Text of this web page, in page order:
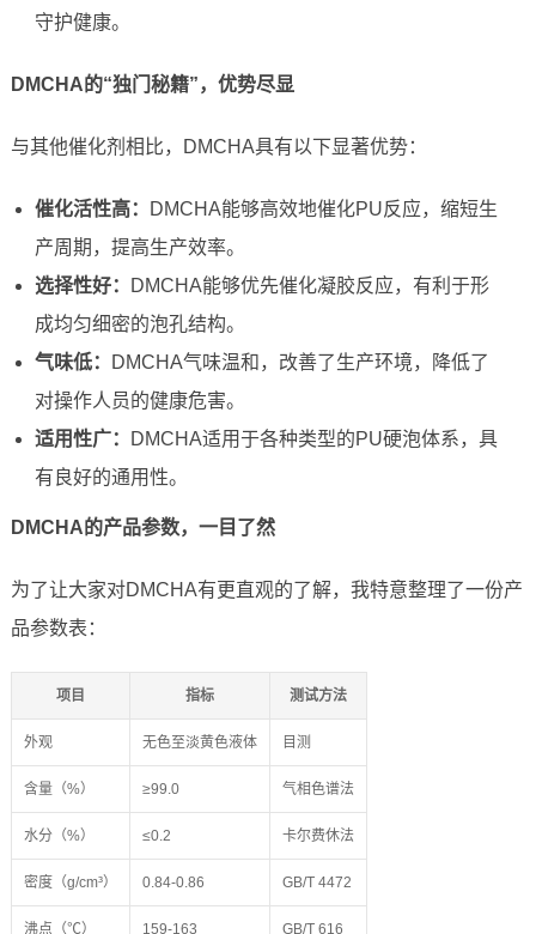
守护健康。
DMCHA的“独门秘籍”，优势尽显
与其他催化剂相比，DMCHA具有以下显著优势：
催化活性高：
DMCHA能够高效地催化PU反应，缩短生
产周期，提高生产效率。
选择性好：
DMCHA能够优先催化凝胶反应，有利于形
成均匀细密的泡孔结构。
气味低：
DMCHA气味温和，改善了生产环境，降低了
对操作人员的健康危害。
适用性广：
DMCHA适用于各种类型的PU硬泡体系，具
有良好的通用性。
DMCHA的产品参数，一目了然
为了让大家对DMCHA有更直观的了解，我特意整理了一份产
品参数表：
项目 指标 测试方法
外观 无色至淡黄色液体 目测
含量（%） ≥99.0 气相色谱法
水分（%） ≤0.2 卡尔费休法
密度（g/cm³） 0.84-0.86 GB/T 4472
沸点（℃） 159-163 GB/T 616